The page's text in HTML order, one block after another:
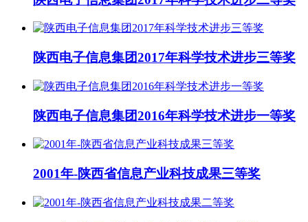
陕西电子信息集团2017年科学技术进步三等奖
陕西电子信息集团2016年科学技术进步一等奖
2001年-陕西省信息产业科技成果三等奖